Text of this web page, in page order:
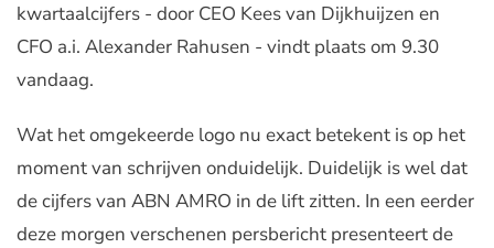
kwartaalcijfers - door CEO Kees van Dijkhuijzen en
CFO a.i. Alexander Rahusen - vindt plaats om 9.30
vandaag.
Wat het omgekeerde logo nu exact betekent is op het
moment van schrijven onduidelijk. Duidelijk is wel dat
de cijfers van ABN AMRO in de lift zitten. In een eerder
deze morgen verschenen persbericht presenteert de